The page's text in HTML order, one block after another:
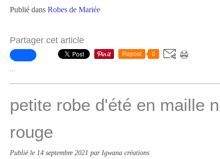
Publié dans Robes de Mariée
Partager cet article
Repost 0
petite robe d'été en maille
rouge
Publié le 14 septembre 2021 par Igwana créations